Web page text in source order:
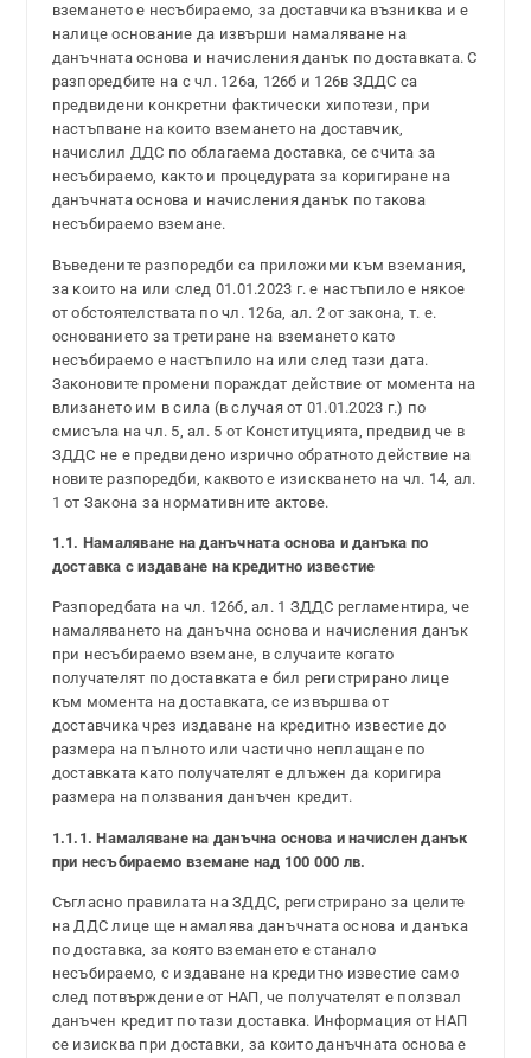
вземането е несъбираемо, за доставчика възниква и е
налице основание да извърши намаляване на
данъчната основа и начисления данък по доставката. С
разпоредбите на с чл. 126а, 126б и 126в ЗДДС са
предвидени конкретни фактически хипотези, при
настъпване на които вземането на доставчик,
начислил ДДС по облагаема доставка, се счита за
несъбираемо, както и процедурата за коригиране на
данъчната основа и начисления данък по такова
несъбираемо вземане.
Въведените разпоредби са приложими към вземания,
за които на или след 01.01.2023 г. е настъпило е някое
от обстоятелствата по чл. 126а, ал. 2 от закона, т. е.
основанието за третиране на вземането като
несъбираемо е настъпило на или след тази дата.
Законовите промени пораждат действие от момента на
влизането им в сила (в случая от 01.01.2023 г.) по
смисъла на чл. 5, ал. 5 от Конституцията, предвид че в
ЗДДС не е предвидено изрично обратното действие на
новите разпоредби, каквото е изискването на чл. 14, ал.
1 от Закона за нормативните актове.
1.1. Намаляване на данъчната основа и данъка по
доставка с издаване на кредитно известие
Разпоредбата на чл. 126б, ал. 1 ЗДДС регламентира, че
намаляването на данъчна основа и начисления данък
при несъбираемо вземане, в случаите когато
получателят по доставката е бил регистрирано лице
към момента на доставката, се извършва от
доставчика чрез издаване на кредитно известие до
размера на пълното или частично неплащане по
доставката като получателят е длъжен да коригира
размера на ползвания данъчен кредит.
1.1.1. Намаляване на данъчна основа и начислен данък
при несъбираемо вземане над 100 000 лв.
Съгласно правилата на ЗДДС, регистрирано за целите
на ДДС лице ще намалява данъчната основа и данъка
по доставка, за която вземането е станало
несъбираемо, с издаване на кредитно известие само
след потвърждение от НАП, че получателят е ползвал
данъчен кредит по тази доставка. Информация от НАП
се изисква при доставки, за които данъчната основа е